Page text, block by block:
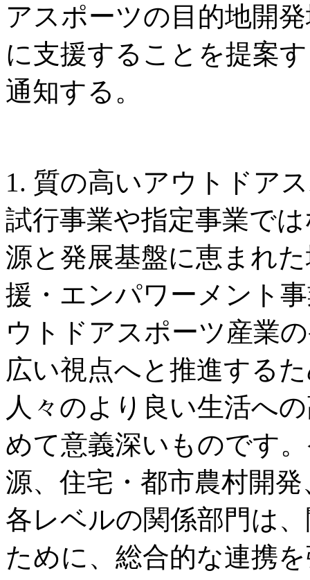
アスポーツの目的地開
に支援することを提案
通知する。
1. 質の高いアウトドア
試行事業や指定事業で
源と発展基盤に恵まれ
援・エンパワーメント
ウトドアスポーツ産業
広い視点へと推進する
人々のより良い生活へ
めて意義深いものです
源、住宅・都市農村開
各レベルの関係部門は
ために、総合的な連携